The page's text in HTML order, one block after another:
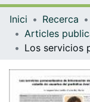
Inici Recerca